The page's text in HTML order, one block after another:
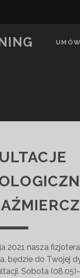
2021 nasza
będzie do Twojej
Sobota